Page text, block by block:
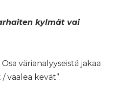
kylmät vai
värianalyyseistä jakaa
vaalea kevät”.